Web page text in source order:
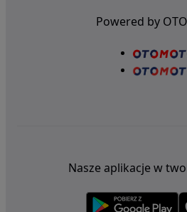
Powered by
Nasze aplikacje w